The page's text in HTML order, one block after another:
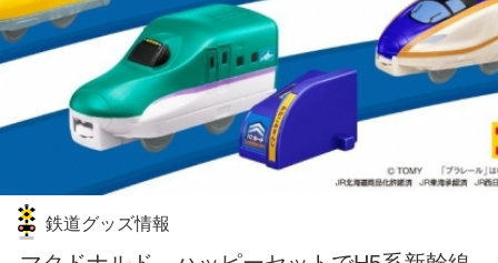
鉄道グッズ情報